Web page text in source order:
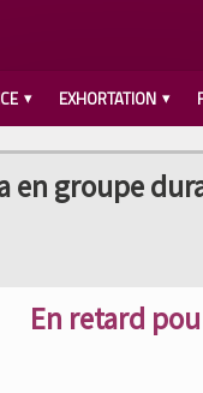
EXHORTATION
en groupe
En retard